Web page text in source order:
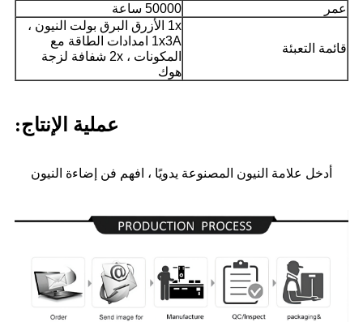
عمر
50000 ساعة
قائمة التعبئة
1x الأزرق البرق بولت النيون ،
1x3A امدادات الطاقة مع
المكونات ، 2x شفافة لزجة
هوك
عملية الإنتاج:
أدخل علامة النيون المصنوعة يدويًا ، افهم فن إضاءة النيون